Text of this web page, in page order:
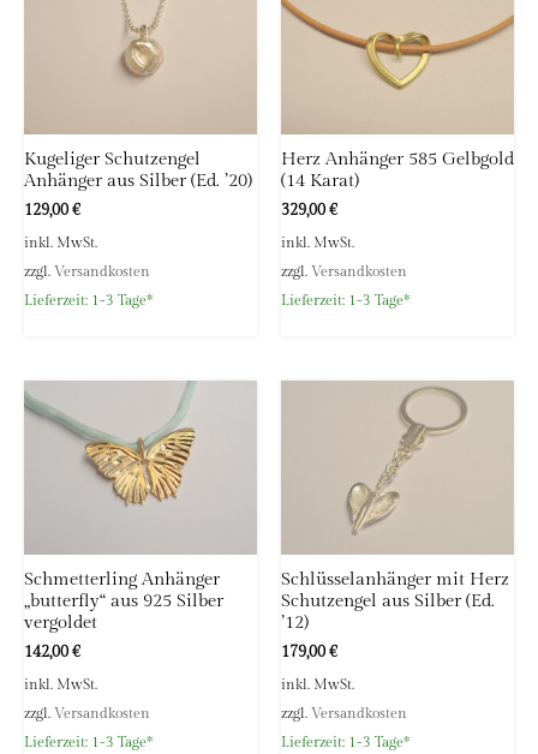
Kugeliger Schutzengel
Anhänger aus Silber (Ed. ’20)
129,00€
inkl. MwSt.
zzgl. Versandkosten
Lieferzeit: 1-3 Tage*
Herz Anhänger 585 Gelbgold
(14 Karat)
329,00€
inkl. MwSt.
zzgl. Versandkosten
Lieferzeit: 1-3 Tage*
Schmetterling Anhänger
„butterfly“ aus 925 Silber
vergoldet
142,00€
inkl. MwSt.
zzgl. Versandkosten
Lieferzeit: 1-3 Tage*
Schlüsselanhänger mit Herz
Schutzengel aus Silber (Ed.
’12)
179,00€
inkl. MwSt.
zzgl. Versandkosten
Lieferzeit: 1-3 Tage*